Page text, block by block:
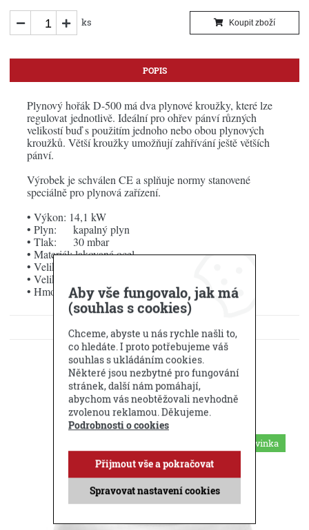
ks Koupit zboží
POPIS
Plynový hořák D-500 má dva plynové kroužky, které lze
regulovat jednotlivě. Ideální pro ohřev pánví různých
velikostí buď s použitím jednoho nebo obou plynových
kroužků. Větší kroužky umožňují zahřívání ještě větších
pánví.
Výrobek je schválen CE a splňuje normy stanovené
speciálně pro plynová zařízení.
• Výkon: 14,1 kW
• Plyn: kapalný plyn
• Tlak: 30 mbar
• Materiál: lakovaná ocel
• Velikost vnějšího plyn. kroužku: Ø 50 cm
• Velikost vnitřního plyn. kroužku: Ø 30 cm
• Hmotnost: 3,748 kg
KE STAŽENÍ
DOTAZ PRODEJCI
Příbuzné produkty
Novinka
Aby vše fungovalo, jak má
(souhlas s cookies)
Chceme, abyste u nás rychle našli to,
co hledáte. I proto potřebujeme váš
souhlas s ukládáním cookies.
Některé jsou nezbytné pro fungování
stránek, další nám pomáhají,
abychom vás neobtěžovali nevhodně
zvolenou reklamou. Děkujeme.
Podrobnosti o cookies
Spravovat nastavení cookies
Přijmout vše a pokračovat